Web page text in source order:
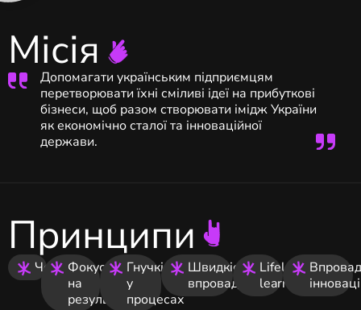
Місія
Допомагати українським підприємцям
перетворювати їхні сміливі ідеї на прибуткові
бізнеси, щоб разом створювати імідж України
як економічно сталої та інноваційної
держави.
Принципи
ЧесністьФокус
на
результаті
Гнучкість
у
процесах
Швидкість
впровадження
Lifelong
learning